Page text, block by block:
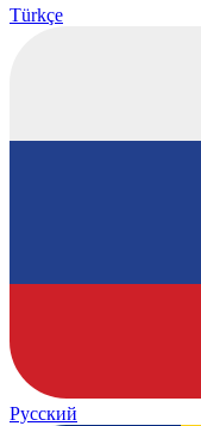
Türkçe
Русский